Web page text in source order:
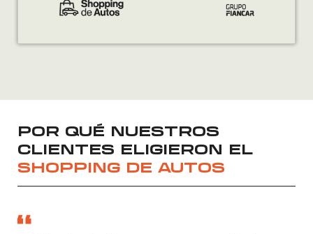
POR QUÉ NUESTROS
CLIENTES ELIGIERON EL
SHOPPING DE AUTOS